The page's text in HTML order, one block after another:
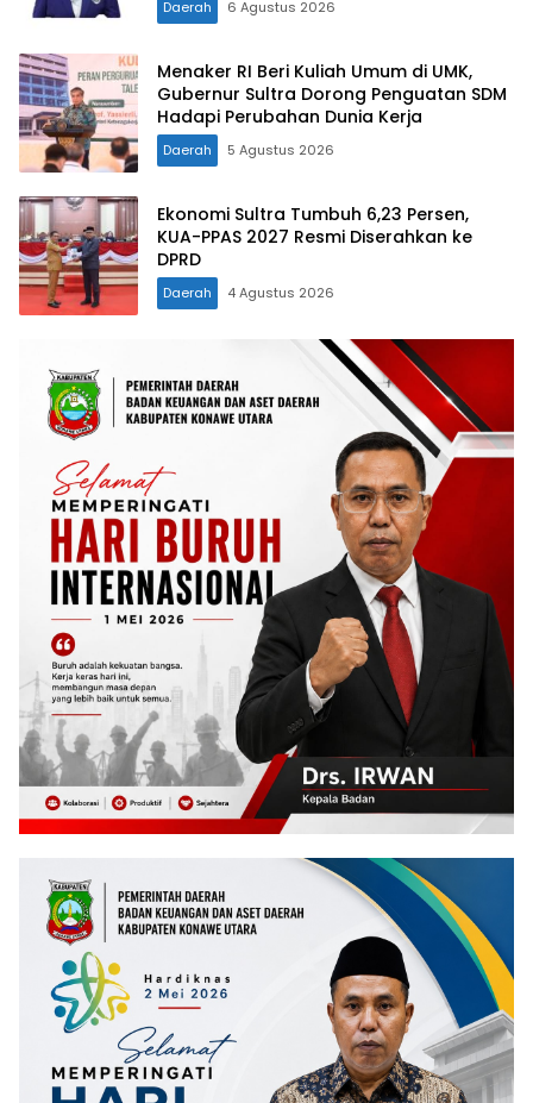
Daerah 6 Agustus 2026
Menaker RI Beri Kuliah Umum di UMK,
Gubernur Sultra Dorong Penguatan SDM
Hadapi Perubahan Dunia Kerja
Daerah 5 Agustus 2026
Ekonomi Sultra Tumbuh 6,23 Persen,
KUA-PPAS 2027 Resmi Diserahkan ke
DPRD
Daerah 4 Agustus 2026